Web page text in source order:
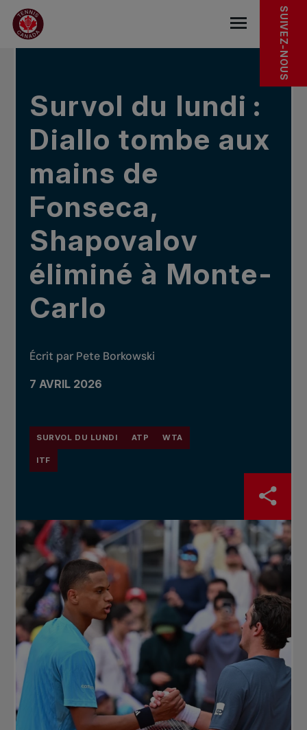
Sauter au menu principal
Sauter au contenu principal
Sauter au pied de page
DANS LES NOUVELLES SUIVEZ-NOUS
Survol du lundi :
Diallo tombe aux
mains de
Fonseca,
Shapovalov
éliminé à Monte-
Carlo
Écrit par Pete Borkowski
7 AVRIL 2026
SURVOL DU LUNDI ATP WTA
ITF